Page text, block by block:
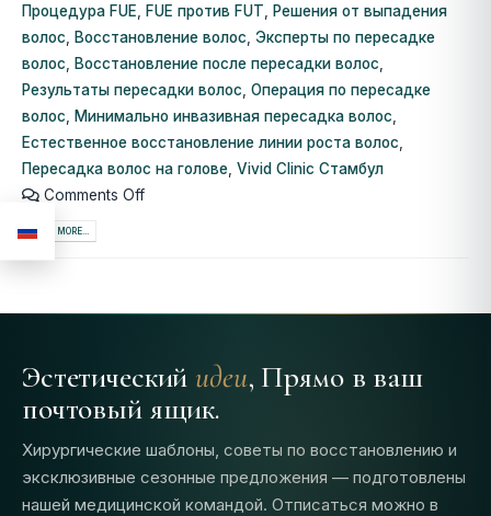
Процедура FUE
FUE против FUT
Решения от выпадения
волос
Восстановление волос Эксперты по пересадке
волос
Восстановление после пересадки волос
Результаты пересадки волос Операция по пересадке
волос
Минимально инвазивная пересадка волос
Естественное восстановление линии роста волос
Пересадка волос на голове Vivid Clinic Стамбул
Comments Off
READ MORE...
Эстетический идеи, Прямо в ваш
почтовый ящик.
Хирургические шаблоны, советы по восстановлению и
эксклюзивные сезонные предложения — подготовлены
нашей медицинской командой. Отписаться можно в